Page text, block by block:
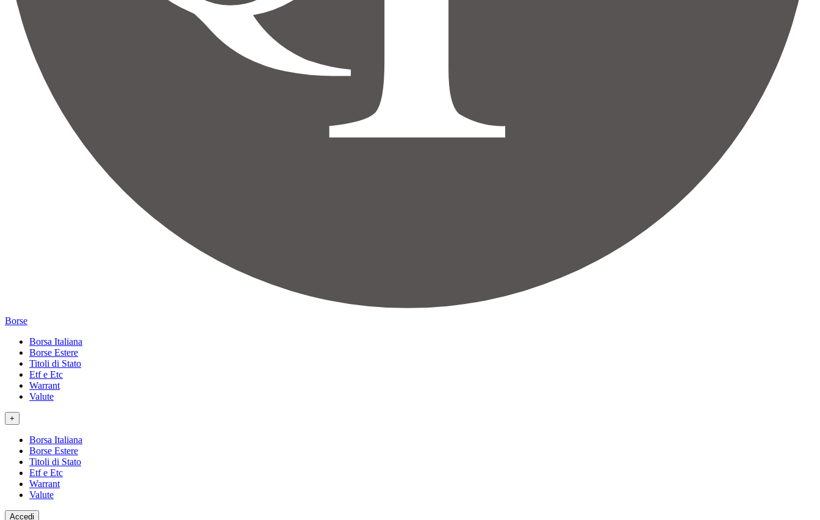
Borse
Borsa Italiana
Borse Estere
Titoli di Stato
Etf e Etc
Warrant
Valute
+
Borsa Italiana
Borse Estere
Titoli di Stato
Etf e Etc
Warrant
Valute
Accedi